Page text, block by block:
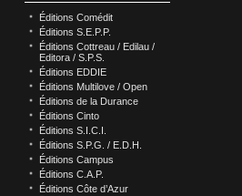
Éditions Comédit
Éditions S.E.P.P.
Éditions Cottreau / Edilau /
Editora / S.P.S.
Éditions EDDIE
Éditions Multilove / Open
Éditions de la Durance
Éditions Cinto
Éditions S.I.C.I.
Éditions S.P.G. / E.D.H.
Éditions Campus
Éditions C.A.P.
Éditions Côte d’Azur